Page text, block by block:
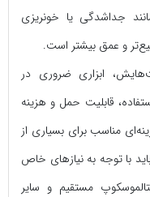
جداشدگی یا خونریزی
و عمق بیشتر است.
ابزاری ضروری در
قابلیت حمل و هزینه
مناسب برای بسیاری از
با توجه به نیازهای خاص
مستقیم و سایر